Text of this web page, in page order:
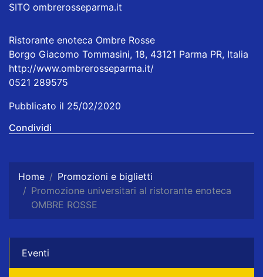
SITO ombrerosseparma.it
Ristorante enoteca Ombre Rosse
Borgo Giacomo Tommasini, 18, 43121 Parma PR, Italia
http://www.ombrerosseparma.it/
0521 289575
Pubblicato il 25/02/2020
Condividi
Home
Promozioni e biglietti
Promozione universitari al ristorante enoteca
OMBRE ROSSE
Eventi